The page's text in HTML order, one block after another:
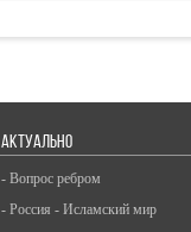
АКТУАЛЬНО
- Вопрос ребром
- Россия - Исламский мир